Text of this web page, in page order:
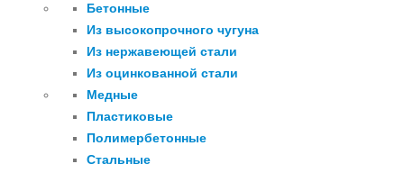
Бетонные
Из высокопрочного чугуна
Из нержавеющей стали
Из оцинкованной стали
Медные
Пластиковые
Полимербетонные
Стальные